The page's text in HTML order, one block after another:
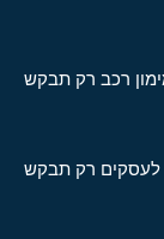
רכב רק תבקש
לעסקים רק תבקש